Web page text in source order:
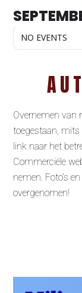
NO EVENTS
Overnemen van
toegestaan,
link naar het
Commerciële
nemen. Foto’s
overgenomen!